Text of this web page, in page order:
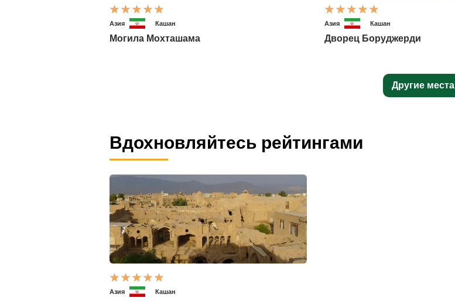
Азия Кашан
Могила Мохташама
Азия Кашан
Дворец Боруджерди
Другие места
Вдохновляйтесь рейтингами
Азия Кашан